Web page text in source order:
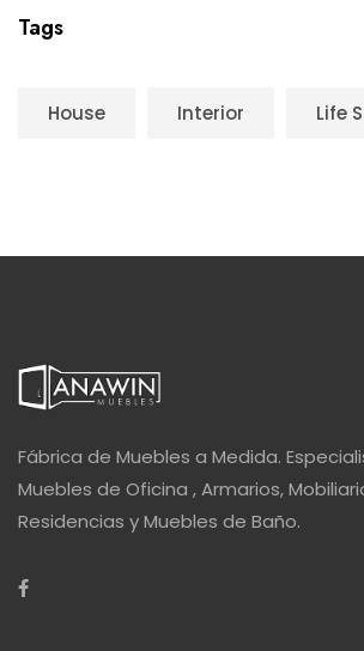
Tags
House Interior Life
Fábrica de Muebles a Medida.
Muebles de Oficina , Armarios,
Residencias y Muebles de Baño.